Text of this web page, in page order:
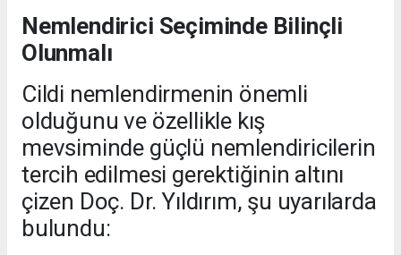
Nemlendirici Seçiminde Bilinçli
Olunmalı
Cildi nemlendirmenin önemli
olduğunu ve özellikle kış
mevsiminde güçlü nemlendiricilerin
tercih edilmesi gerektiğinin altını
çizen Doç. Dr. Yıldırım, şu uyarılarda
bulundu: